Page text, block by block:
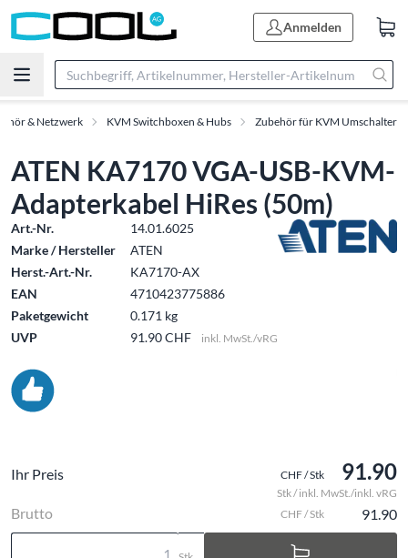
Anmelden
& Netzwerk KVM Switchboxen & Hubs Zubehör für KVM Umschalter
ATEN KA7170 VGA-USB-KVM-
Adapterkabel HiRes (50m)
Art.-Nr.
14.01.6025
Marke / Hersteller
ATEN
Herst.-Art.-Nr.
KA7170-AX
EAN
4710423775886
Paketgewicht
0.171 kg
UVP
91.90 CHF inkl. MwSt./vRG
Ihr Preis CHF / Stk 91.90
Stk / inkl. MwSt./inkl. vRG
Brutto CHF / Stk 91.90